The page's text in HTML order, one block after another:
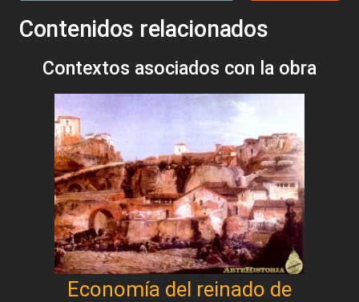
Contenidos relacionados
Contextos asociados con la obra
Economía del reinado de